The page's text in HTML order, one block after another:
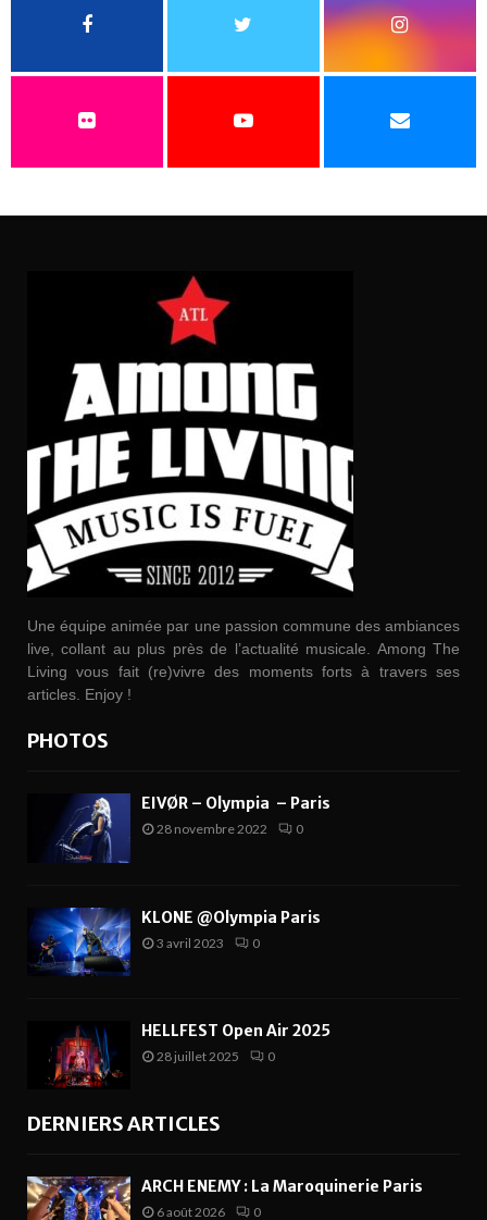
Une équipe animée par une passion commune des ambiances
live, collant au plus près de l’actualité musicale. Among The
Living vous fait (re)vivre des moments forts à travers ses
articles. Enjoy !
PHOTOS
EIVØR – Olympia – Paris
28 novembre 2022 0
KLONE @Olympia Paris
3 avril 2023 0
HELLFEST Open Air 2025
28 juillet 2025 0
DERNIERS ARTICLES
ARCH ENEMY : La Maroquinerie Paris
6 août 2026 0